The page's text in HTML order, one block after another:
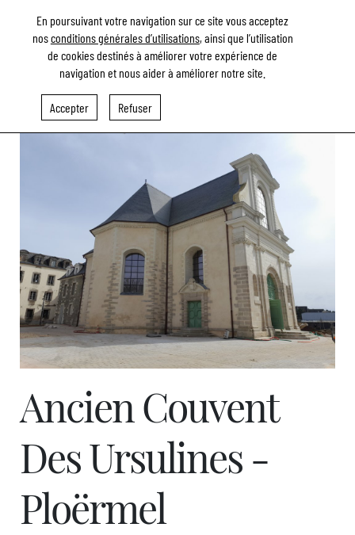
En poursuivant votre navigation sur ce site vous acceptez
nosconditions générales d’utilisations, ainsi que l’utilisation
de cookies destinés à améliorer votre expérience de
navigation et nous aider à améliorer notre site.
Accepter Refuser
RETOUR AUX RÉFÉRENCES
Ancien Couvent
Des Ursulines -
Ploërmel